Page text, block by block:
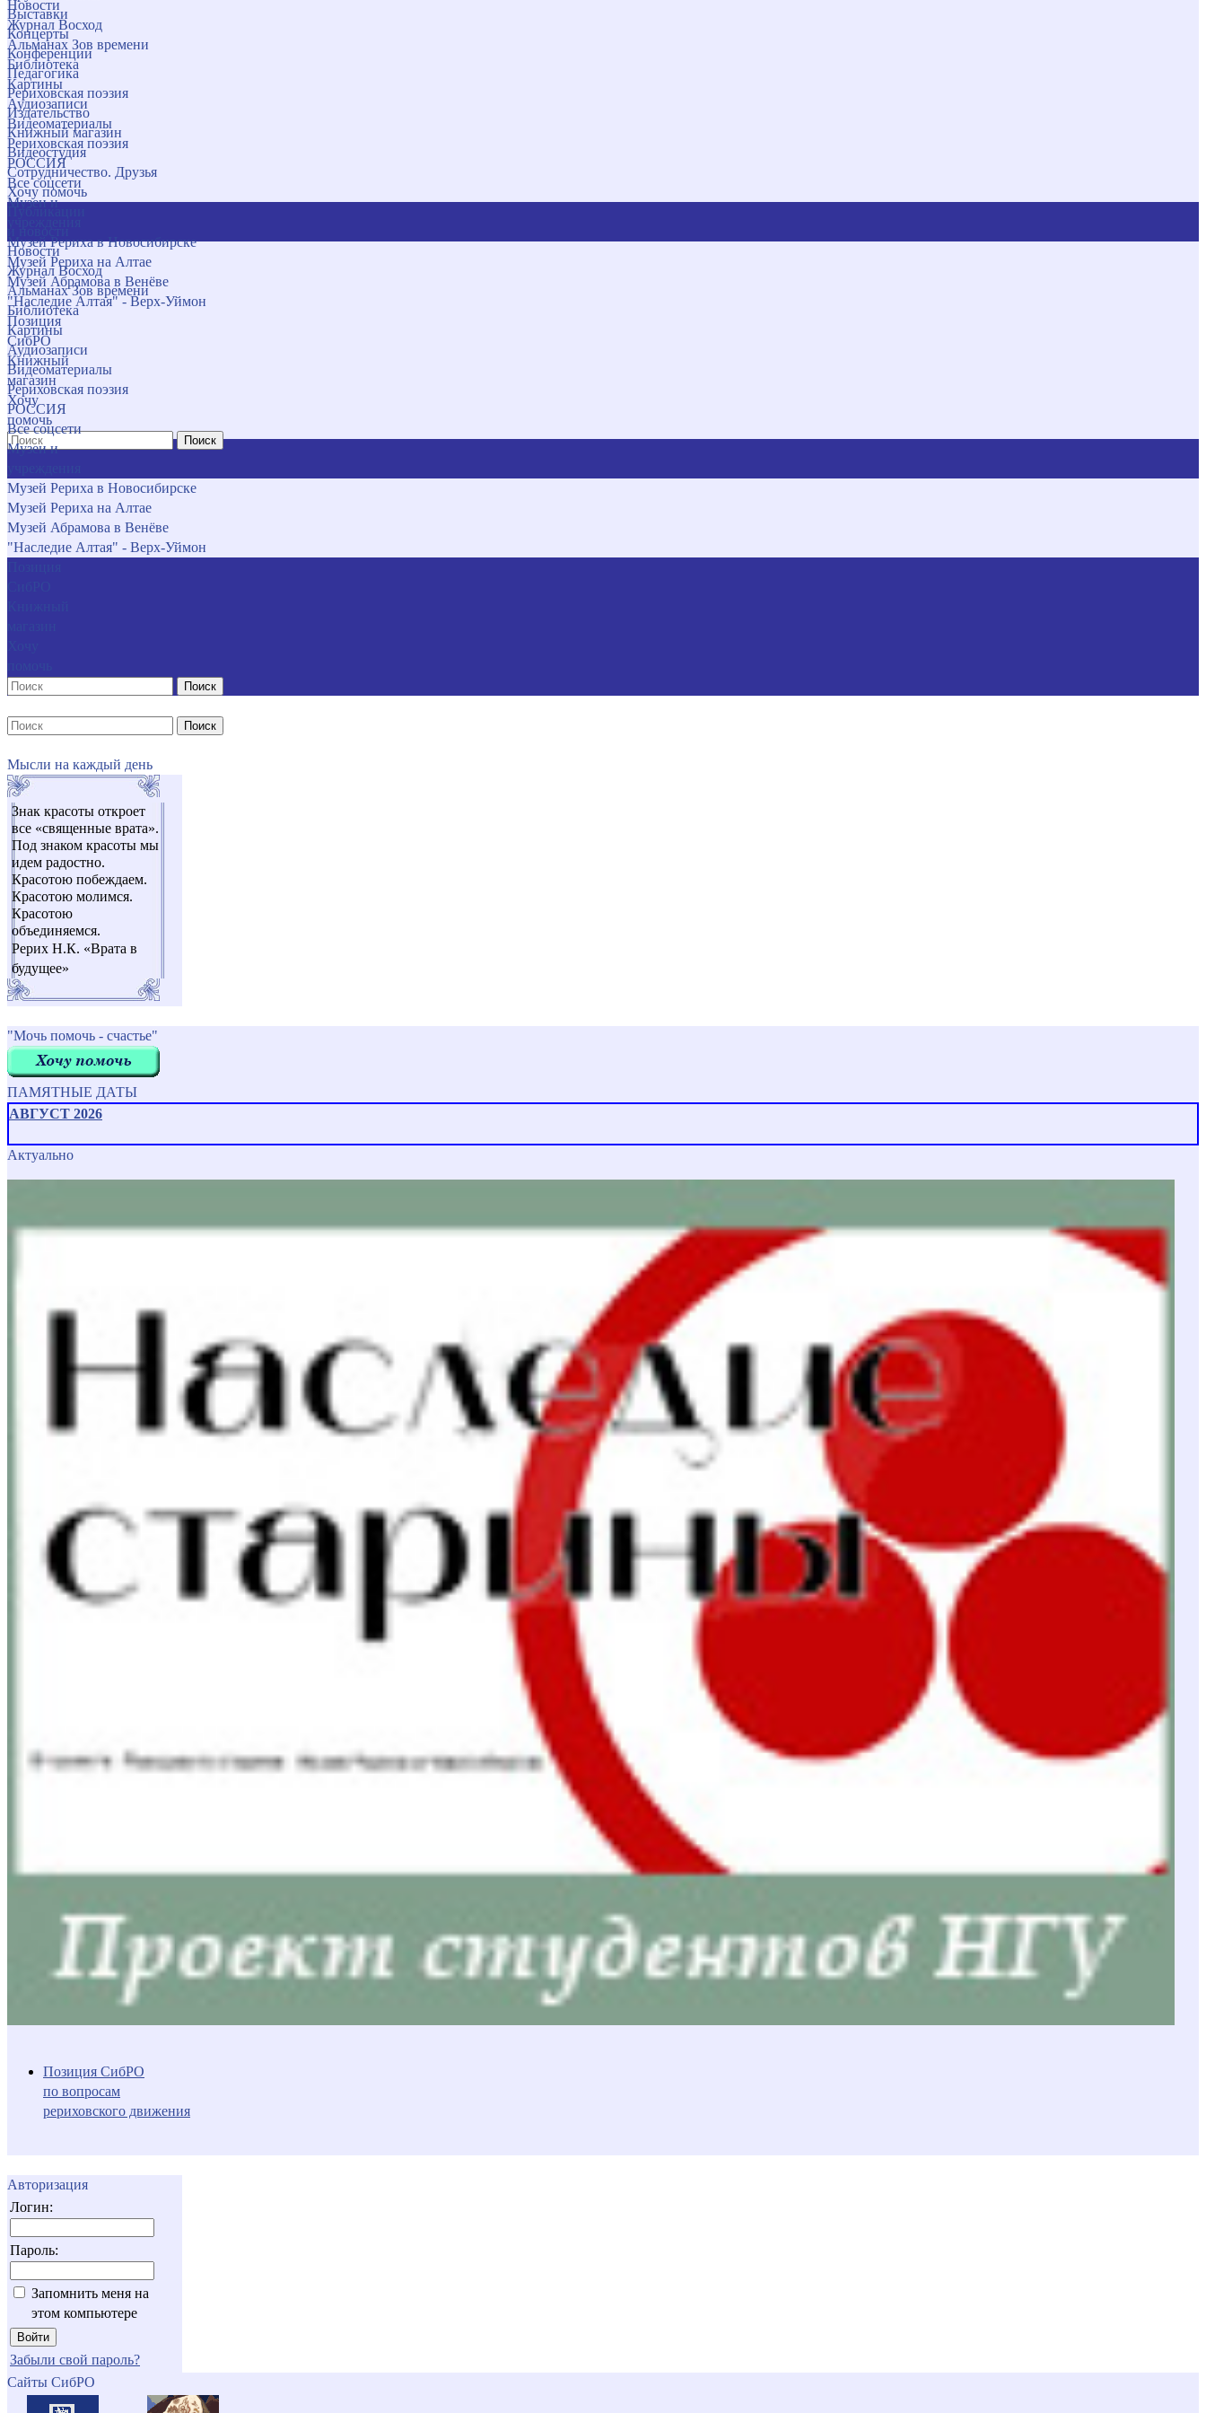
Новости
Журнал Восход
Альманах Зов времени
Библиотека
Картины
Аудиозаписи
Видеоматериалы
Рериховская поэзия
РОССИЯ
Все соцсети
Музеи и
Музей Рериха в Новосибирске
Музей Рериха на Алтае
Музей Абрамова в Венёве
"Наследие Алтая" - Верх-Уймон
Позиция
СибРО
Книжный
магазин
Хочу
помочь
Поиск
Выставки
Концерты
Конференции
Педагогика
Рериховская поэзия
Издательство
Книжный магазин
Видеостудия
Сотрудничество. Друзья
Хочу помочь
Новости
Журнал Восход
Альманах Зов времени
Библиотека
Картины
Аудиозаписи
Видеоматериалы
Рериховская поэзия
РОССИЯ
Все соцсети
Музеи и
Музей Рериха в Новосибирске
Музей Рериха на Алтае
Музей Абрамова в Венёве
"Наследие Алтая" - Верх-Уймон
Поиск
Поиск
Мысли на каждый день
Знак красоты откроет
все «священные врата».
Под знаком красоты мы
идем радостно.
Красотою побеждаем.
Красотою молимся.
Красотою
объединяемся.
Рерих Н.К. «Врата в
будущее»
"Мочь помочь - счастье"
ПАМЯТНЫЕ ДАТЫ
АВГУСТ 2026
Актуально
Позиция СибРО
по вопросам
рериховского движения
Авторизация
Логин:
Пароль:
Запомнить меня на
этом компьютере
Забыли свой пароль?
Сайты СибРО